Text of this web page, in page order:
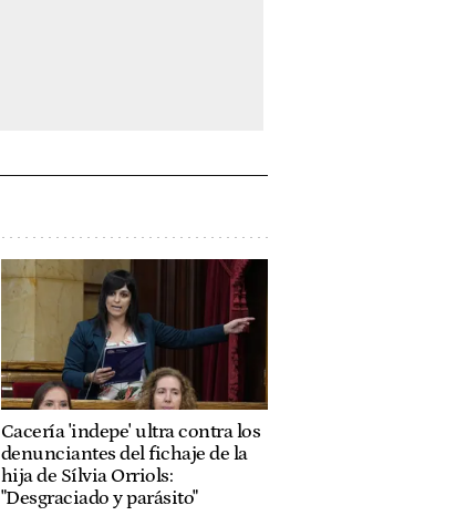
Cacería 'indepe' ultra contra los
denunciantes del fichaje de la
hija de Sílvia Orriols:
"Desgraciado y parásito"